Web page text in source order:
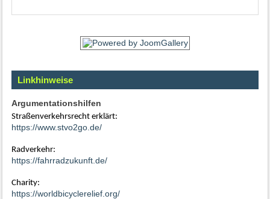
Linkhinweise
Argumentationshilfen
Straßenverkehrsrecht erklärt:
https://www.stvo2go.de/
Radverkehr:
https://fahrradzukunft.de/
Charity:
https://worldbicyclerelief.org/